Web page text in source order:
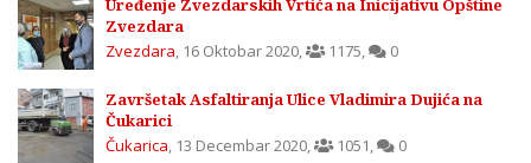
Uređenje Zvezdarskih Vrtića na Inicijativu Opštine
Zvezdara
Zvezdara, 16 Oktobar 2020, 1175, 0
Završetak Asfaltiranja Ulice Vladimira Dujića na
Čukarici
Čukarica, 13 Decembar 2020, 1051, 0